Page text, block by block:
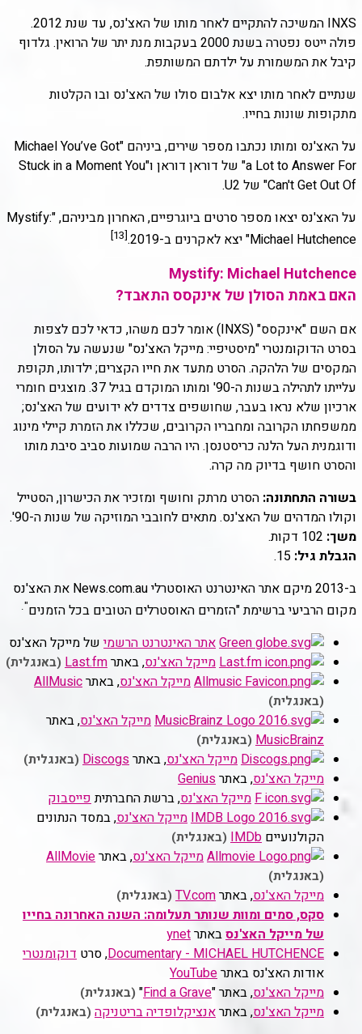
INXS המשיכה להתקיים לאחר מותו של האצ'נס, עד שנת 2012.
פולה ייטס נפטרה בשנת 2000 בעקבות מנת יתר של הרואין. גלדוף
קיבל את המשמורת על ילדתם המשותפת.
שנתיים לאחר מותו יצא אלבום סולו של האצ'נס ובו הקלטות
מתקופות שונות בחייו.
על האצ'נס ומותו נכתבו מספר שירים, ביניהם "Michael You’ve Got
a Lot to Answer For" של דוראן דוראן ו"Stuck in a Moment You
Can't Get Out Of" של U2.
על האצ'נס יצאו מספר סרטים ביוגרפיים, האחרון מביניהם, "Mystify:
Michael Hutchence" יצא לאקרנים ב-2019.
[13]
Mystify: Michael Hutchence
האם באמת הסולן של אינקסס התאבד?
אם השם "אינקסס" (INXS) אומר לכם משהו, כדאי לכם לצפות
בסרט הדוקומנטרי "מיסטיפיי: מייקל האצ'נס" שנעשה על הסולן
המקסים של הלהקה. הסרט מתעד את חייו הקצרים; ילדותו, תקופת
עלייתו לתהילה בשנות ה-90' ומותו המוקדם בגיל 37. מוצגים חומרי
ארכיון שלא נראו בעבר, שחושפים צדדים לא ידועים של האצ'נס;
ממשפחתו הקרובה ומחבריו הקרובים, שכללו את הזמרת קיילי מינוג
ודוגמנית העל הלנה כריסטנסן. היו הרבה שמועות סביב סיבת מותו
והסרט חושף בדיוק מה קרה.
בשורה התחתונה: הסרט מרתק וחושף ומזכיר את הכישרון, הסטייל
וקולו המדהים של האצ'נס. מתאים לחובבי המוזיקה של שנות ה-90'.
משך:
הגבלת גיל:
ב-2013 מיקם אתר האינטרנט האוסטרלי News.com.au את האצ'נס
מקום הרביעי ברשימת "הזמרים האוסטרלים הטובים בכל הזמנים".
אתר האינטרנט הרשמישל מייקל האצ'נס
מייקל האצ'נס, באתרLast.fm(באנגלית)
מייקל האצ'נס, באתרAllMusic
(באנגלית)
מייקל האצ'נס, באתר
MusicBrainz (באנגלית)
מייקל האצ'נס, באתרDiscogs(באנגלית)
מייקל האצ'נס, באתרGenius
מייקל האצ'נס, ברשת החברתיתפייסבוק
מייקל האצ'נס, במסד הנתונים
הקולנועיים IMDb (באנגלית)
מייקל האצ'נס, באתרAllMovie
(באנגלית)
מייקל האצ'נס, באתרTV.com(באנגלית)
סקס, סמים ומוות שנותר תעלומה: השנה האחרונה בחייו
של מייקל האצ'נסבאתרynet
Documentary - MICHAEL HUTCHENCE, סרט דוקומנטרי
אודות האצ'נס באתרYouTube
מייקל האצ'נס, באתר "Find a Grave
" (באנגלית)
מייקל האצ'נס, באתראנציקלופדיה בריטניקה(באנגלית)